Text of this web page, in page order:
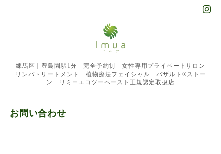
練馬区｜豊島園駅1分 完全予約制 女性専用プライベートサロン
リンパトリートメント 植物療法フェイシャル バザルト®︎ストー
ン リミーエコツーペースト正規認定取扱店
お問い合わせ